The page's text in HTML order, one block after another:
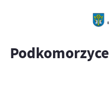
Podkomorzyce